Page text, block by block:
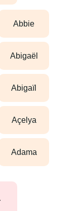
abbie
abigaël
abigaïl
açelya
adama